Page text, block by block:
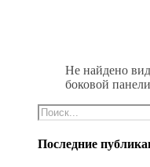
Не найдено
боковой
Последние